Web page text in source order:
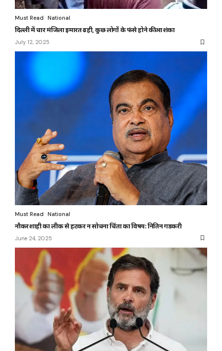
Must Read National
दिल्ली में चार मंजिला इमारत ढही, कुछ लोगों के फंसे होने की आशंका
July 12, 2025
Must Read National
नौकरशाही का लीक से हटकर न सोचना चिंता का विषय: नितिन गडकरी
June 24, 2025